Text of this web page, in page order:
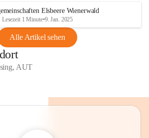
Elsbeere Wienerwald
Lesezeit 1 Minute•9. Jan. 2025
Alle Artikel sehen
AUT